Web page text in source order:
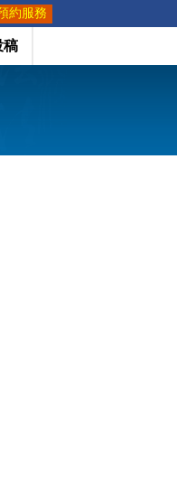
約服務
稿